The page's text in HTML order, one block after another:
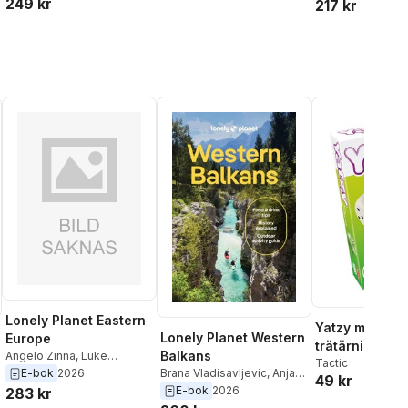
Kowalski
217 kr
Lonely Planet Eastern
Europe
Angelo Zinna, Luke
Waterson ,Brana
Vladisavljevic
E-bok 2026
283 kr
Lonely Planet Western
Balkans
Brana Vladisavljevic, Anja
Mutic,Anthony Ham
E-bok 2026
Yatzy med
trätärningar
Tactic
49 kr